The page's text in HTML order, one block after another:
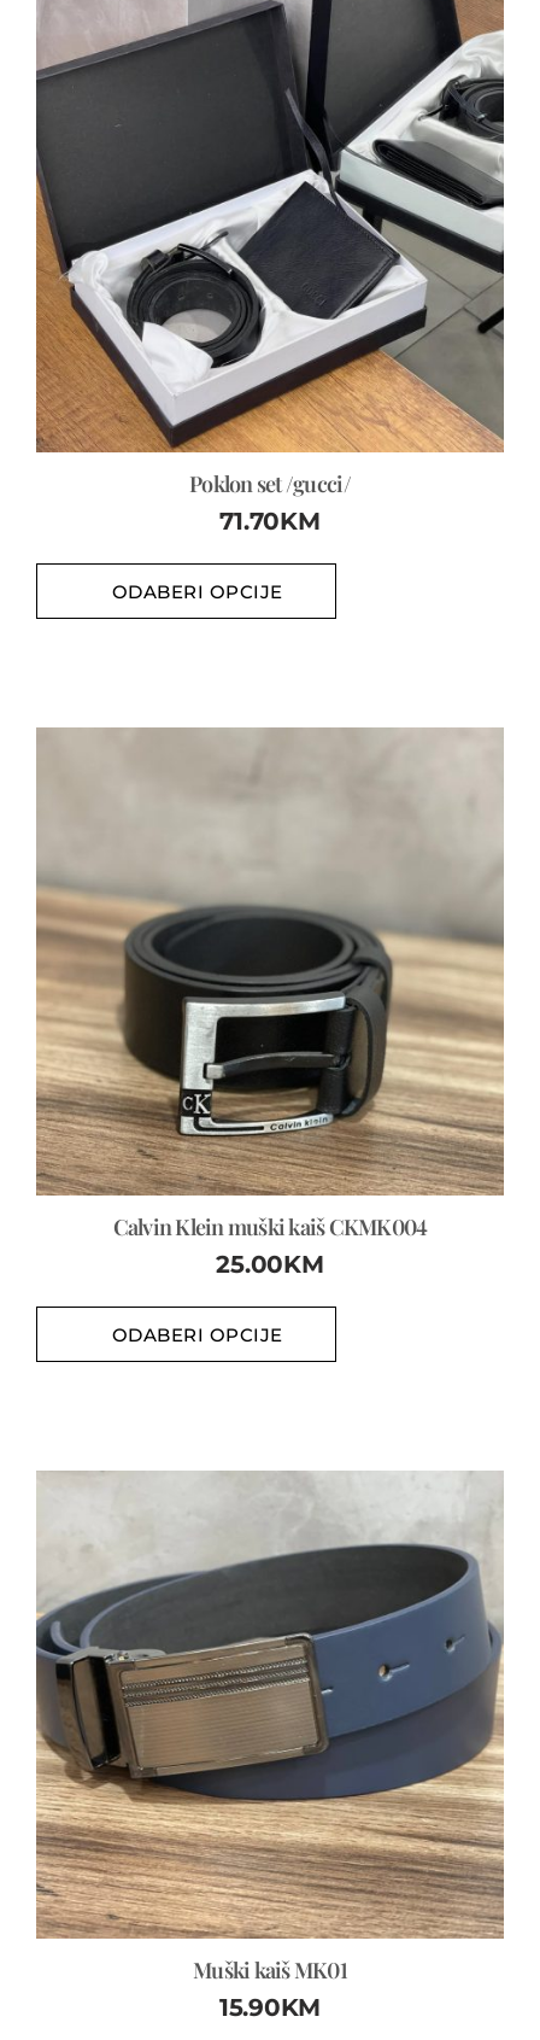
Poklon set /gucci/
71.70KM
ODABERI OPCIJE
Calvin Klein muški kaiš CKMK004
25.00KM
ODABERI OPCIJE
Muški kaiš MK01
15.90KM